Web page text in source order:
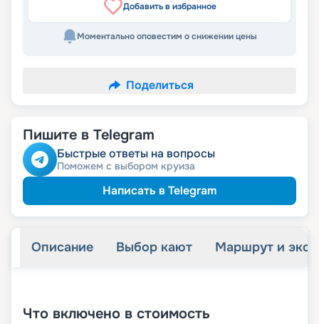
Добавить в избранное
Моментально оповестим о снижении цены
Поделиться
Пишите в Telegram
Быстрые ответы на вопросы
Поможем с выбором круиза
Написать в Telegram
Описание Выбор кают Маршрут и
Что включено в стоимость